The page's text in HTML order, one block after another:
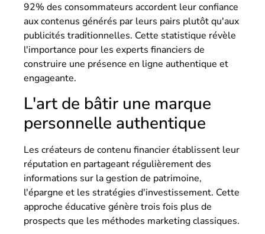
92% des consommateurs accordent leur confiance
aux contenus générés par leurs pairs plutôt qu'aux
publicités traditionnelles. Cette statistique révèle
l'importance pour les experts financiers de
construire une présence en ligne authentique et
engageante.
L'art de bâtir une marque
personnelle authentique
Les créateurs de contenu financier établissent leur
réputation en partageant régulièrement des
informations sur la gestion de patrimoine,
l'épargne et les stratégies d'investissement. Cette
approche éducative génère trois fois plus de
prospects que les méthodes marketing classiques.